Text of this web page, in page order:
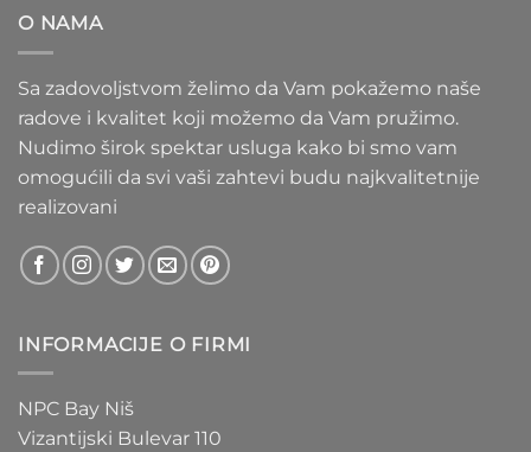
O NAMA
Sa zadovoljstvom želimo da Vam pokažemo naše
radove i kvalitet koji možemo da Vam pružimo.
Nudimo širok spektar usluga kako bi smo vam
omogućili da svi vaši zahtevi budu najkvalitetnije
realizovani
INFORMACIJE O FIRMI
NPC Bay Niš
Vizantijski Bulevar 110